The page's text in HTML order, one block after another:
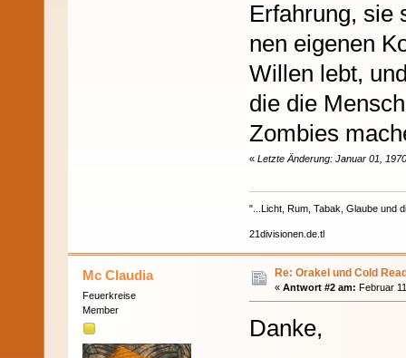
Erfahrung, sie
nen eigenen
Willen lebt,
die die
Zombies
« Letzte Änderung: Januar 01,
"...Licht, Rum, Tabak, Glaube und
21divisionen.de.tl
Mc Claudia
Feuerkreise
Member
Re: Orakel und Cold
« Antwort #2 am: Februar
Danke,